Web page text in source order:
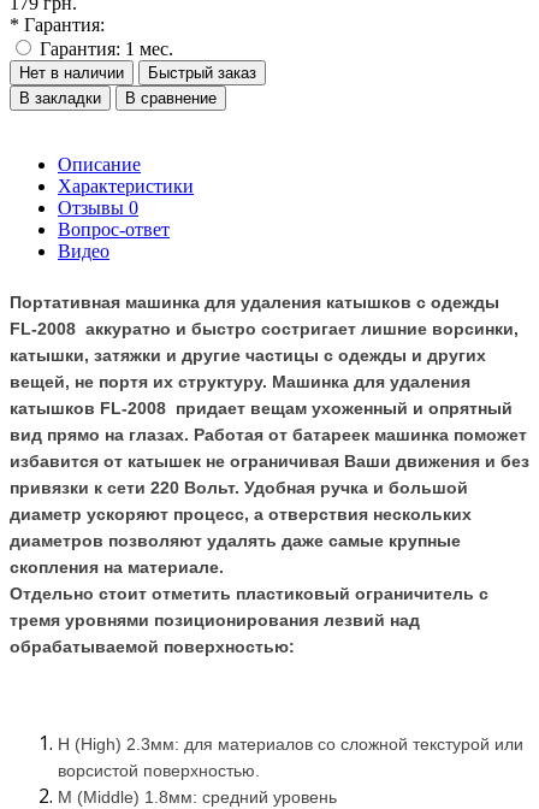
* Гарантия:
Гарантия: 1 мес.
Нет в наличии
Быстрый заказ
В закладки
В сравнение
Описание
Характеристики
Отзывы 0
Вопрос-ответ
Видео
Портативная машинка для удаления катышков с одежды
FL-2008 аккуратно и быстро состригает лишние ворсинки,
катышки, затяжки и другие частицы с одежды и других
вещей, не портя их структуру. Машинка для удаления
катышков FL-2008 придает вещам ухоженный и опрятный
вид прямо на глазах. Работая от батареек машинка поможет
избавится от катышек не ограничивая Ваши движения и без
привязки к сети 220 Вольт. Удобная ручка и большой
диаметр ускоряют процесс, а отверствия нескольких
диаметров позволяют удалять даже самые крупные
скопления на материале.
Отдельно стоит отметить пластиковый ограничитель с
тремя уровнями позиционирования лезвий над
обрабатываемой поверхностью:
H (High) 2.3мм: для материалов со сложной текстурой или
ворсистой поверхностью.
M (Middle) 1.8мм: средний уровень